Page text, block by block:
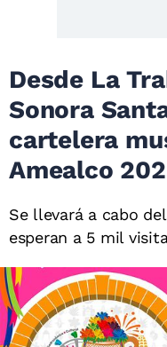
Desde La
Sonora
cartelera
Amealco
Se llevará a cabo
esperan a 5 mil